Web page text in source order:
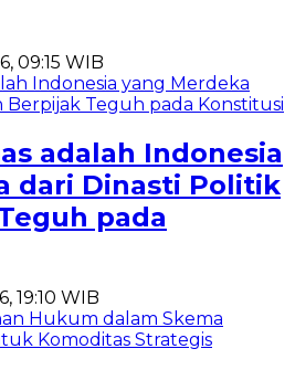
09:15 WIB
adalah Indonesia
dari Dinasti Politik
pada
19:10 WIB